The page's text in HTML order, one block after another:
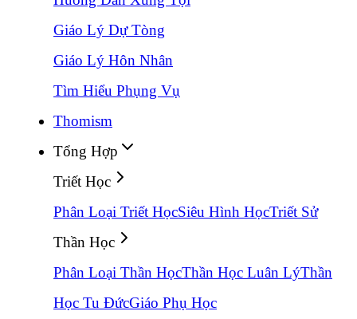
Giáo Lý Dự Tòng
Giáo Lý Hôn Nhân
Tìm Hiểu Phụng Vụ
Thomism
Tổng Hợp
Triết Học
Phân Loại Triết HọcSiêu Hình HọcTriết Sử
Thần Học
Phân Loại Thần HọcThần Học Luân LýThần
Học Tu ĐứcGiáo Phụ Học